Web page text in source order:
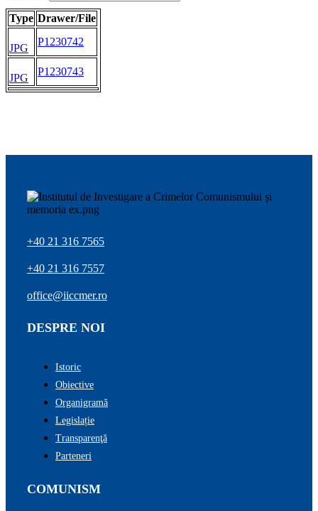
Type Drawer/File
JPG
P1230742
JPG
P1230743
+40 21 316 7565
+40 21 316 7557
office@iiccmer.ro
DESPRE NOI
Istoric
Obiective
Organigramă
Legislație
Transparenţă
Parteneri
COMUNISM